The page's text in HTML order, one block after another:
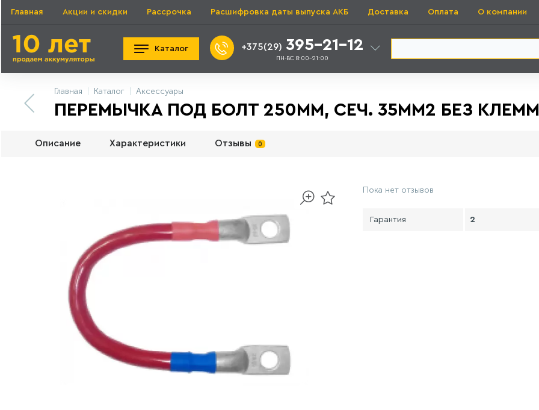
Главная Акции и скидки Рассрочка Расшифровка даты выпуска АКБ Доставка Оплата О компании
Каталог +375(29) 395-21-12
ПН-ВС 8:00-21:00
Главная Каталог Аксессуары
ПЕРЕМЫЧКА ПОД БОЛТ 250ММ, СЕЧ. 35ММ2 БЕЗ
Описание Характеристики Отзывы 0
Пока нет отзывов
Гарантия 2